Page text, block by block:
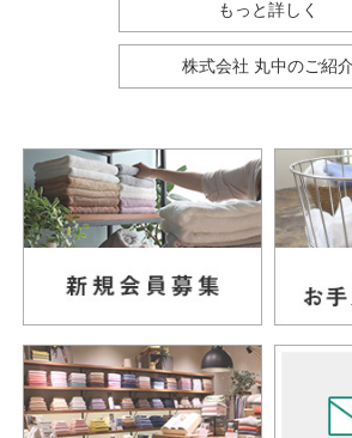
もっと詳しく
株式会社 丸中のご紹介